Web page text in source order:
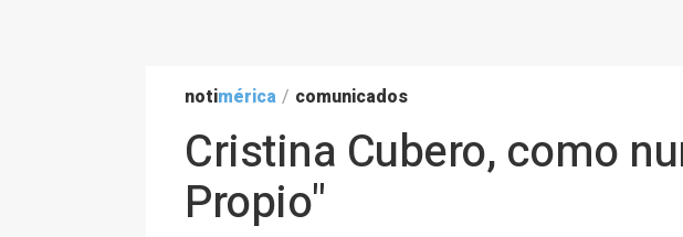
notimérica / comunicados
Cristina Cubero, como
Propio"